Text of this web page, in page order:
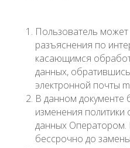
Пользователь
разъяснения по
касающимся
данных,
электронной почты
В данном документе
изменения
данных Оператором.
бессрочно до